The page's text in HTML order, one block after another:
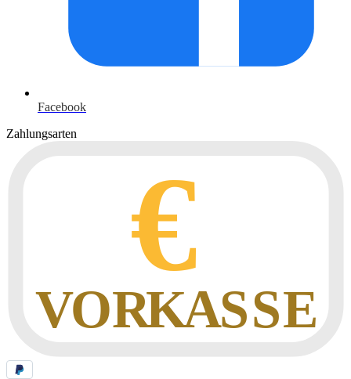
Facebook
Zahlungsarten